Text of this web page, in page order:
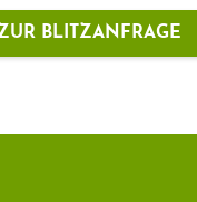
BLITZANFRAGE